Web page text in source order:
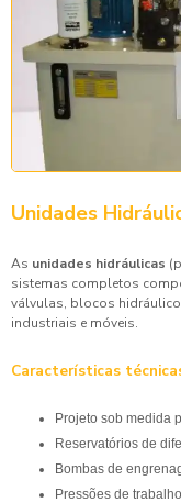
Unidades
As unidades hidráulicas
sistemas completos
válvulas, blocos
industriais e móveis.
Características
Projeto sob medida
Reservatórios de
Bombas de
Pressões de